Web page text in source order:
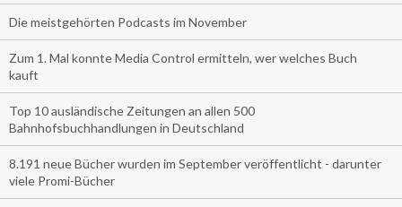
Die meistgehörten Podcasts im November
Zum 1. Mal konnte Media Control ermitteln, wer welches Buch
kauft
Top 10 ausländische Zeitungen an allen 500
Bahnhofsbuchhandlungen in Deutschland
8.191 neue Bücher wurden im September veröffentlicht - darunter
viele Promi-Bücher